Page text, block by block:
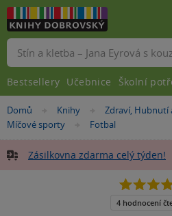
Nacházíte
se
Domů »Knihy »Zdraví, Hubnutí
Míčové sporty »Fotbal
Zásilkovna zdarma celý týden!
4.8
5
4 hodnocení
Vyhledávání
Bestsellery Učebnice Školní